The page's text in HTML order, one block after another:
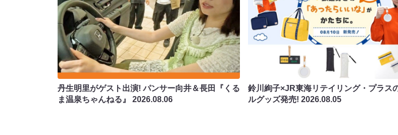
丹生明里がゲスト出演! パンサー向井＆長田『くる
ま温泉ちゃんねる』 2026.08.06
鈴川絢子×JR東海リテイリング・プラス
ルグッズ発売!2026.08.05